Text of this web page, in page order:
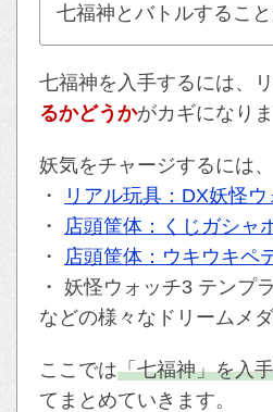
七福神とバトルすること
七福神を入手するには、
るかどうかがカギになりま
妖気をチャージするには、
・
リアル玩具：DX妖怪
・ 店頭筐体：くじガシャ
・ 店頭筐体：ウキウキペ
・ 妖怪ウォッチ3 テンプ
などの様々なドリームメ
ここでは「七福神」を入
てまとめていきます。